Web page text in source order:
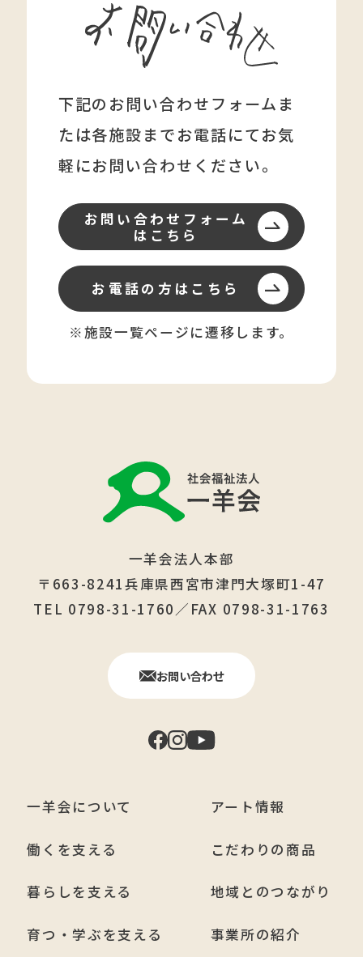
下記のお問い合わせフォームま
たは各施設までお電話にてお気
軽にお問い合わせください。
お問い合わせフォーム
はこちら
お電話の方はこちら
※施設一覧ページに遷移します。
一羊会法人本部
〒663-8241兵庫県西宮市津門大塚町1-47
TEL 0798-31-1760／FAX 0798-31-1763
お問い合わせ
一羊会について
働くを支える
暮らしを支える
育つ・学ぶを支える
アート情報
こだわりの商品
地域とのつながり
事業所の紹介